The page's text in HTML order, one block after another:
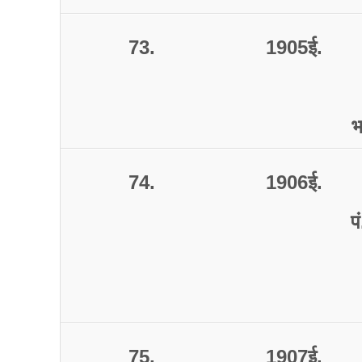
73. 1905ई.
74. 1906ई.
पं
75. 1907ई.